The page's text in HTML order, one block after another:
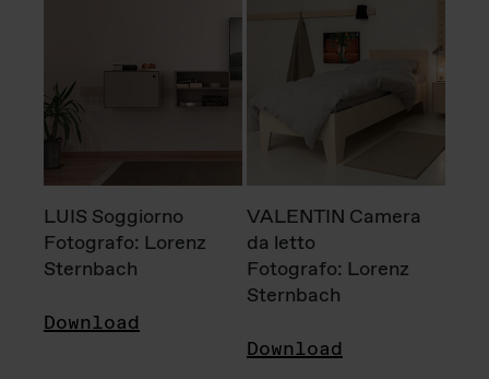
LUIS Soggiorno
Fotografo: Lorenz
Sternbach
Download
VALENTIN Camera
da letto
Fotografo: Lorenz
Sternbach
Download